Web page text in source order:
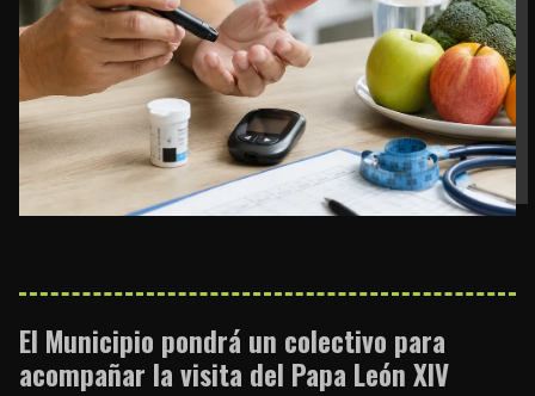
El Municipio pondrá un colectivo para
acompañar la visita del Papa León XIV